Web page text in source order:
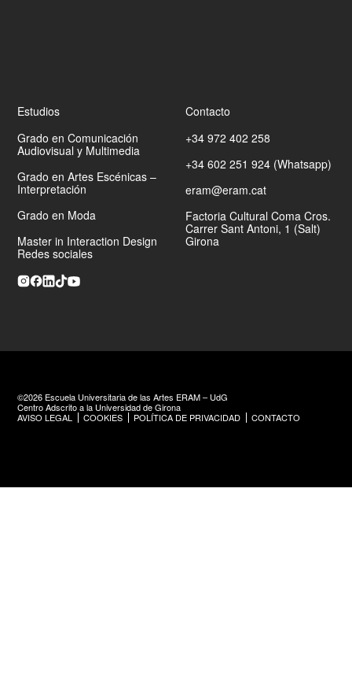
Estudios
Grado en Comunicación
Audiovisual y Multimedia
Grado en Artes Escénicas –
Interpretación
Grado en Moda
Master in Interaction Design
Contacto
+34 972 402 258
+34 602 251 924 (Whatsapp)
eram@eram.cat
Factoria Cultural Coma Cros.
Carrer Sant Antoni, 1 (Salt)
Girona
Redes sociales
©2026 Escuela Universitaria de las Artes ERAM – UdG
Centro Adscrito a la Universidad de Girona
AVISO LEGAL
COOKIES POLÍTICA DE PRIVACIDAD CONTACTO